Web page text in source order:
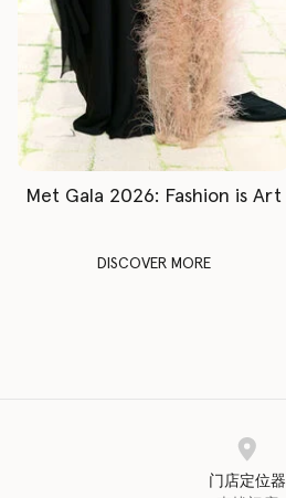
Met Gala 2026: Fashion is Art
DISCOVER MORE
门店定位器